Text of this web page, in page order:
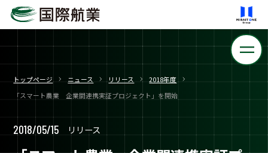
トップページ ニュース リリース
2018年度
「スマート農業 企業間連携実証プロジェクト」を開始
2018/05/15 リリース